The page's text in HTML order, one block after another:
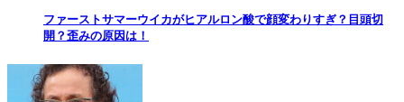
ファーストサマーウイカがヒアルロン酸で顔変わりすぎ？目頭切
開？歪みの原因は！